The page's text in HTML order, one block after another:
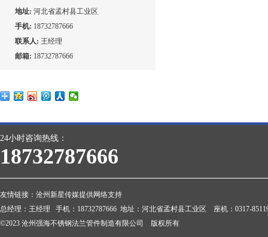
地址: 河北省孟村县工业区
手机: 18732787666
联系人: 王经理
邮箱: 18732787666
24小时咨询热线：
18732787666
友情链接： 沧州新星传媒提供网络支持
总经理：王经理 手机：18732787666 地址：河北省孟村县工业区 座机：0317-
©2023 沧州强海不锈钢法兰管件制造有限公司 版权所有